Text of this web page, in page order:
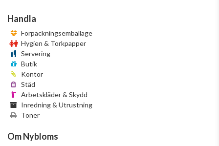
Handla
Förpackningsemballage
Hygien & Torkpapper
Servering
Butik
Kontor
Städ
Arbetskläder & Skydd
Inredning & Utrustning
Toner
Om Nybloms